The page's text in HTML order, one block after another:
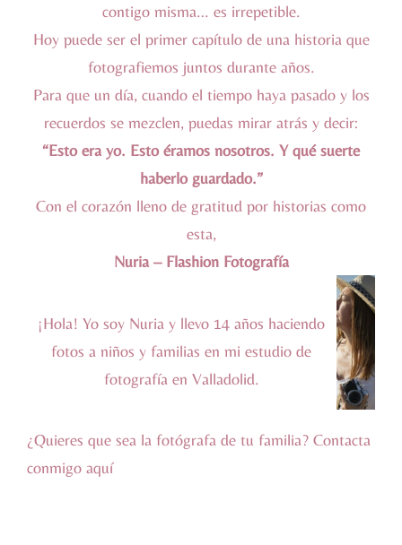
contigo misma… es irrepetible.
Hoy puede ser el primer capítulo de una historia que
fotografiemos juntos durante años.
Para que un día, cuando el tiempo haya pasado y los
recuerdos se mezclen, puedas mirar atrás y decir:
“Esto era yo. Esto éramos nosotros. Y qué suerte
haberlo guardado.”
Con el corazón lleno de gratitud por historias como
esta,
Nuria – Flashion Fotografía
¡Hola! Yo soy Nuria y llevo 14 años haciendo
fotos a niños y familias en mi estudio de
fotografía en Valladolid.
¿Quieres que sea la fotógrafa de tu familia? Contacta
conmigo aquí